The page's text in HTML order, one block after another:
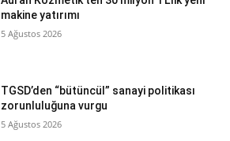
makine yatırımı
5 Ağustos 2026
TGSD’den “bütüncül” sanayi politikası
zorunluluğuna vurgu
5 Ağustos 2026